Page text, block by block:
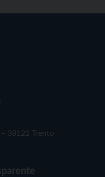
38122 Trento